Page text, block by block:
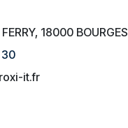
18000 BOURGES
30
it.fr